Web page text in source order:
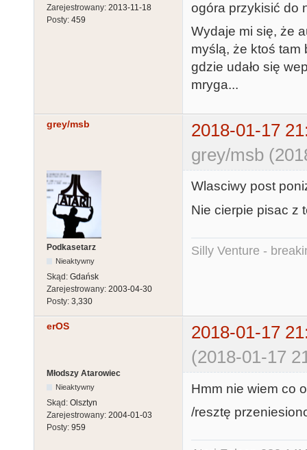
Zarejestrowany: 2013-11-18
Posty: 459
ogóra przykisić do
Wydaje mi się, że
myślą, że ktoś tam
gdzie udało się
mryga...
grey/msb
2018-01-17
grey/msb
Podkasetarz
Nieaktywny
Skąd: Gdańsk
Zarejestrowany: 2003-04-30
Posty: 3,330
Wlasciwy post
Nie cierpie pisac z
Silly Venture -
erOS
2018-01-17
(2018-01-17
Młodszy Atarowiec
Nieaktywny
Skąd: Olsztyn
Zarejestrowany: 2004-01-03
Posty: 959
Hmm nie wiem co
/resztę